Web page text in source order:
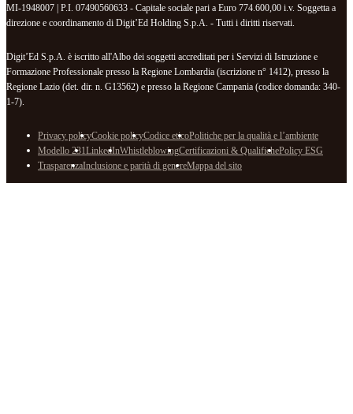
MI-1948007 | P.I. 07490560633 - Capitale sociale pari a Euro 774.600,00 i.v. Soggetta a
direzione e coordinamento di Digit’Ed Holding S.p.A. - Tutti i diritti riservati.
Digit’Ed S.p.A. è iscritto all'Albo dei soggetti accreditati per i Servizi di Istruzione e
Formazione Professionale presso la Regione Lombardia (iscrizione n° 1412), presso la
Regione Lazio (det. dir. n. G13562) e presso la Regione Campania (codice domanda: 340-
1-7).
Privacy policyCookie policyCodice eticoPolitiche per la qualità e l’ambiente
Modello 231LinkedInWhistleblowingCertificazioni & QualifichePolicy ESG
TrasparenzaInclusione e parità di genereMappa del sito